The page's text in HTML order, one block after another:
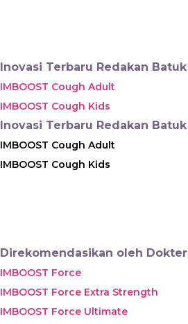
Inovasi Terbaru Redakan Batuk
IMBOOST Cough Adult
IMBOOST Cough Kids
Inovasi Terbaru Redakan Batuk
IMBOOST Cough Adult
IMBOOST Cough Kids
Direkomendasikan oleh Dokter
IMBOOST Force
IMBOOST Force Extra Strength
IMBOOST Force Ultimate